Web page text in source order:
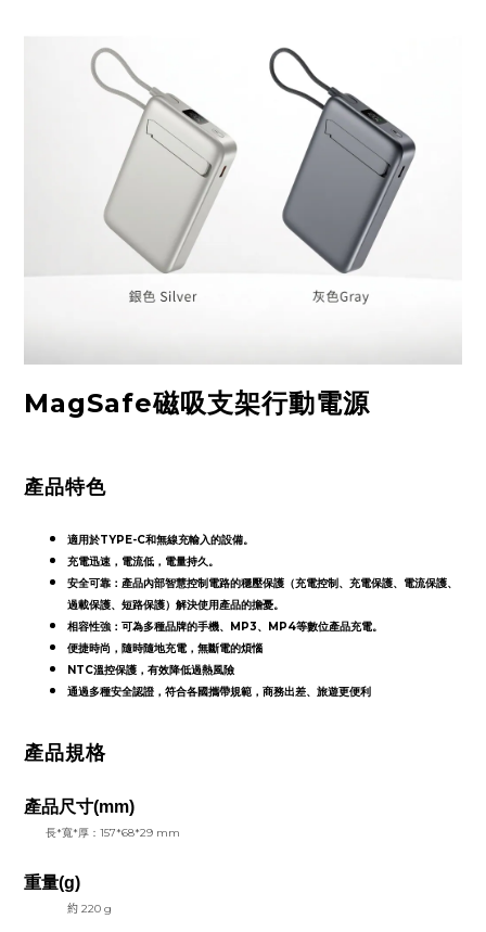
MagSafe磁吸支架行動電源
產品特色
適用於TYPE-C和無線充輸入的設備。
充電迅速，電流低，電量持久。
安全可靠：產品內部智慧控制電路的穩壓保護（充電控制、充電保護、電流保護、
過載保護、短路保護）解決使用產品的擔憂。
相容性強：可為多種品牌的手機、
MP3、 MP4等數位產品充電。
便捷時尚，隨時隨地充電，無斷電的煩惱
NTC溫控保護 ， 有效降低過熱風險
通過多種安全認證 ，符合各國攜帶規範， 商務出差、旅遊更便利
產品規格
產品尺寸(mm)
長*寬*厚： 157*68*29 mm
重量(g)
約 220 g